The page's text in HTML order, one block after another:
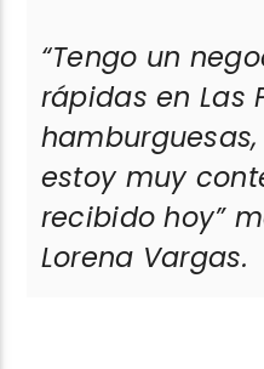
“Tengo un
rápidas en Las
estoy muy
recibido hoy”
Lorena Vargas.